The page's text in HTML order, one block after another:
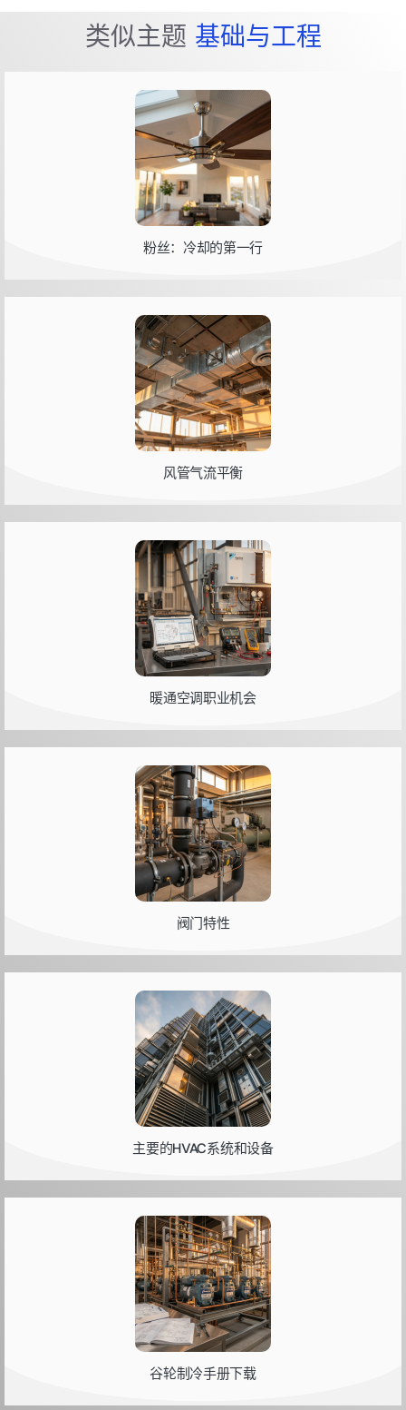
类似主题 基础与工程
粉丝：冷却的第一行
风管气流平衡
暖通空调职业机会
阀门特性
主要的HVAC系统和设备
谷轮制冷手册下载